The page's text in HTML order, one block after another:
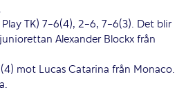
TK) 7-6(4), 2-6, 7-6(3). Det blir
Alexander Blockx från
mot Lucas Catarina från Monaco.